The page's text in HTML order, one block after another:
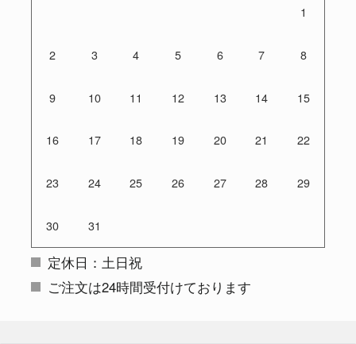
1
2 3 4 5 6 7 8
9 10 11 12 13 14 15
16 17 18 19 20 21 22
23 24 25 26 27 28 29
30 31
定休日：土日祝
ご注文は24時間受付けております